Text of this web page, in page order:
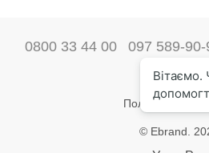
0800 33 44 00 097 589-90-
Наши
Полная версия
© Ebrand.